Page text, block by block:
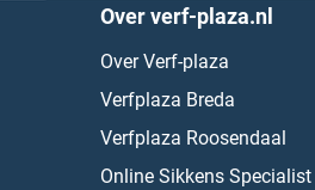
Over verf-plaza.nl
Over Verf-plaza
Verfplaza Breda
Verfplaza Roosendaal
Online Sikkens Specialist